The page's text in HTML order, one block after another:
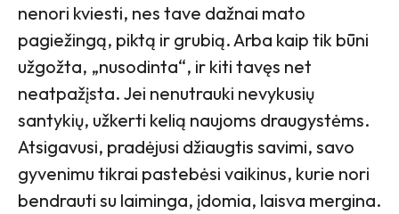
nenori kviesti, nes tave dažnai mato
pagiežingą, piktą ir grubią. Arba kaip tik būni
užgožta, „nusodinta“, ir kiti tavęs net
neatpažįsta. Jei nenutrauki nevykusių
santykių, užkerti kelią naujoms draugystėms.
Atsigavusi, pradėjusi džiaugtis savimi, savo
gyvenimu tikrai pastebėsi vaikinus, kurie nori
bendrauti su laiminga, įdomia, laisva mergina.